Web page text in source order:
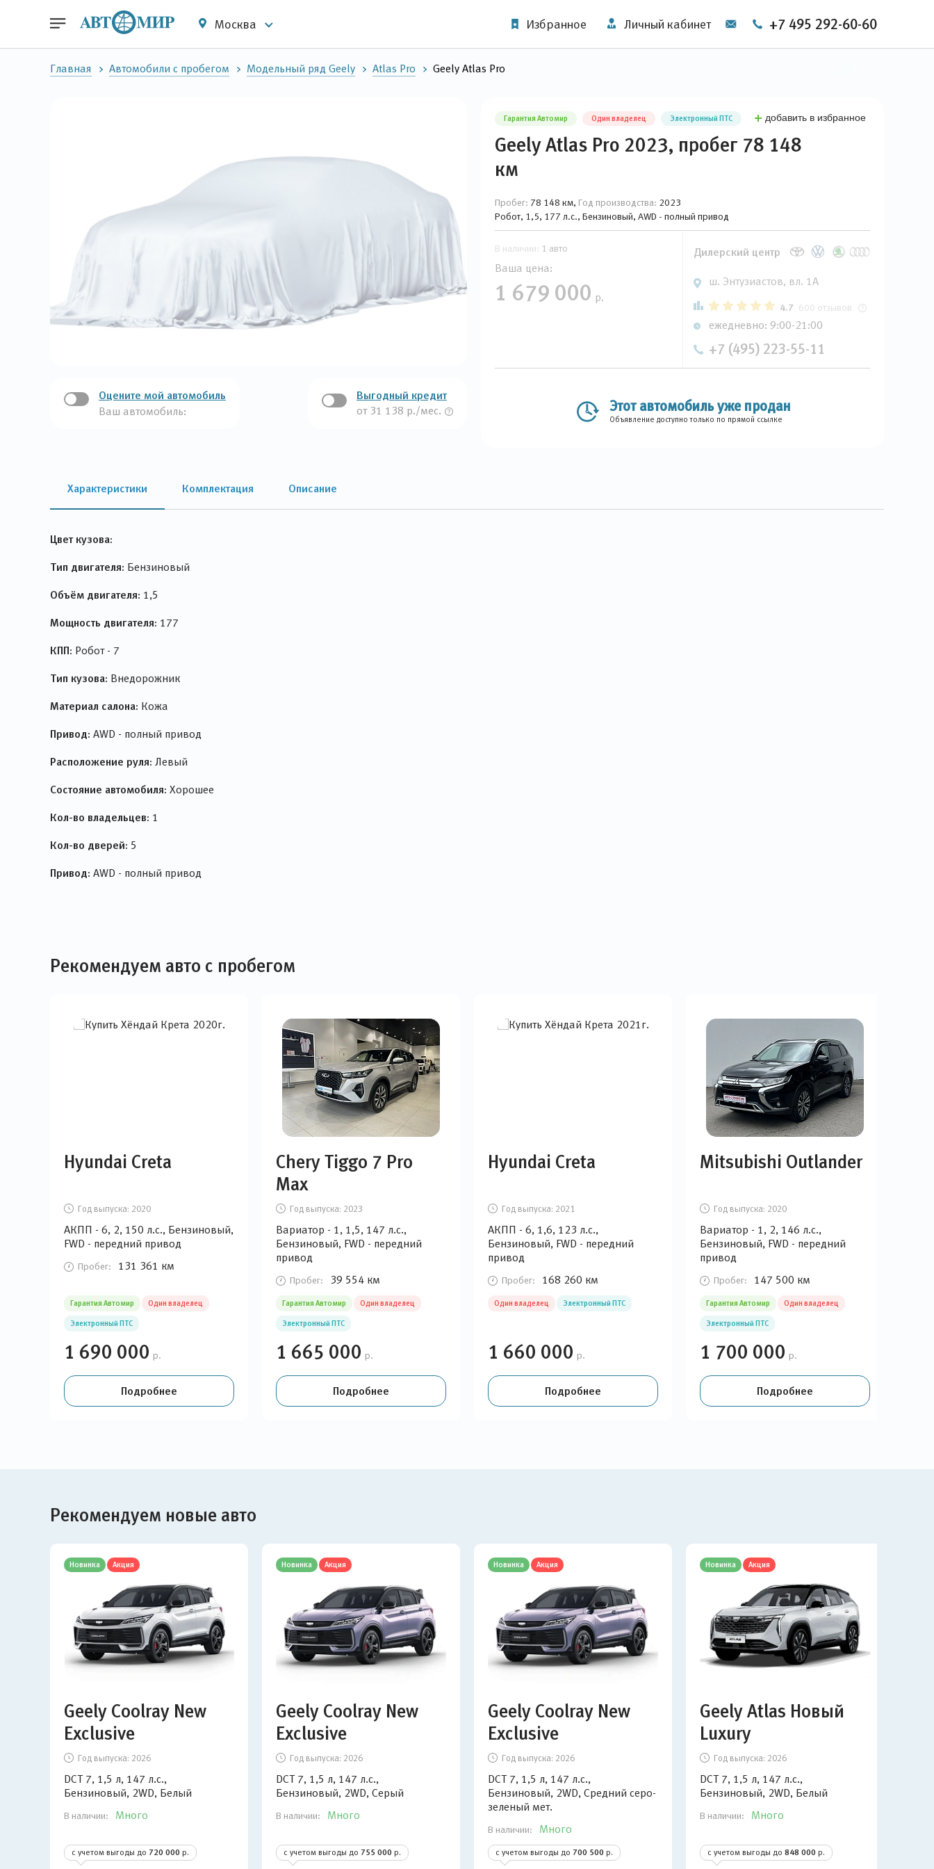
Москва Избранное Личный кабинет +7 495 292-60-60
Главная Автомобили с пробегом Модельный ряд Geely Atlas Pro Geely Atlas Pro
Оцените мой автомобиль
Ваш автомобиль:
Выгодный кредит
от 31 138 р./мес.
Гарантия Автомир Один владелец Электронный ПТС добавить в избранное
Geely Atlas Pro 2023, пробег 78 148
км
Пробег: 78 148 км, Год производства: 2023
Робот, 1,5, 177 л.с., Бензиновый, AWD - полный привод
В наличии: 1 авто
Ваша цена:
1 679 000 р.
Дилерский центр
ш. Энтузиастов, вл. 1А
4.7 600 отзывов
ежедневно: 9:00-21:00
+7 (495) 223-55-11
Этот автомобиль уже продан
Объявление доступно только по прямой ссылке
Характеристики Комплектация Описание
Цвет кузова:
Тип двигателя: Бензиновый
Объём двигателя: 1,5
Мощность двигателя: 177
КПП: Робот - 7
Тип кузова: Внедорожник
Материал салона: Кожа
Привод: AWD - полный привод
Расположение руля: Левый
Состояние автомобиля: Хорошее
Кол-во владельцев: 1
Кол-во дверей: 5
Привод: AWD - полный привод
Рекомендуем авто с пробегом
Hyundai Creta
Год выпуска: 2020
АКПП - 6, 2, 150 л.с., Бензиновый,
FWD - передний привод
Пробег: 131 361 км
Гарантия Автомир Один владелец
Электронный ПТС
1 690 000 р.
Подробнее
Chery Tiggo 7 Pro
Max
Год выпуска: 2023
Вариатор - 1, 1,5, 147 л.с.,
Бензиновый, FWD - передний
привод
Пробег: 39 554 км
Гарантия Автомир Один владелец
Электронный ПТС
1 665 000 р.
Подробнее
Hyundai Creta
Год выпуска: 2021
АКПП - 6, 1,6, 123 л.с.,
Бензиновый, FWD - передний
привод
Пробег: 168 260 км
Один владелец Электронный ПТС
1 660 000 р.
Подробнее
Mitsubishi Outlander
Год выпуска: 2020
Вариатор - 1, 2, 146 л.с.,
Бензиновый, FWD - передний
привод
Пробег: 147 500 км
Гарантия Автомир Один владелец
Электронный ПТС
1 700 000 р.
Подробнее
Рекомендуем новые авто
Новинка Акция
Geely Coolray New
Exclusive
Год выпуска: 2026
DCT 7, 1,5 л, 147 л.с.,
Бензиновый, 2WD, Белый
В наличии: Много
с учетом выгоды до 720 000 р.
Новинка Акция
Geely Coolray New
Exclusive
Год выпуска: 2026
DCT 7, 1,5 л, 147 л.с.,
Бензиновый, 2WD, Серый
В наличии: Много
с учетом выгоды до 755 000 р.
Новинка Акция
Geely Coolray New
Exclusive
Год выпуска: 2026
DCT 7, 1,5 л, 147 л.с.,
Бензиновый, 2WD, Средний серо-
зеленый мет.
В наличии: Много
с учетом выгоды до 700 500 р.
Новинка Акция
Geely Atlas Новый
Luxury
Год выпуска: 2026
DCT 7, 1,5 л, 147 л.с.,
Бензиновый, 2WD, Белый
В наличии: Много
с учетом выгоды до 848 000 р.